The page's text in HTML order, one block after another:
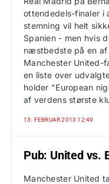
ottendedels-finaler i
stemning vil helt
Spanien - men hvis
næstbedste på en
Manchester United-
en liste over
holder "European
af verdens største
13. FEBRUAR 2013 12:49
Pub: United vs.
Manchester United